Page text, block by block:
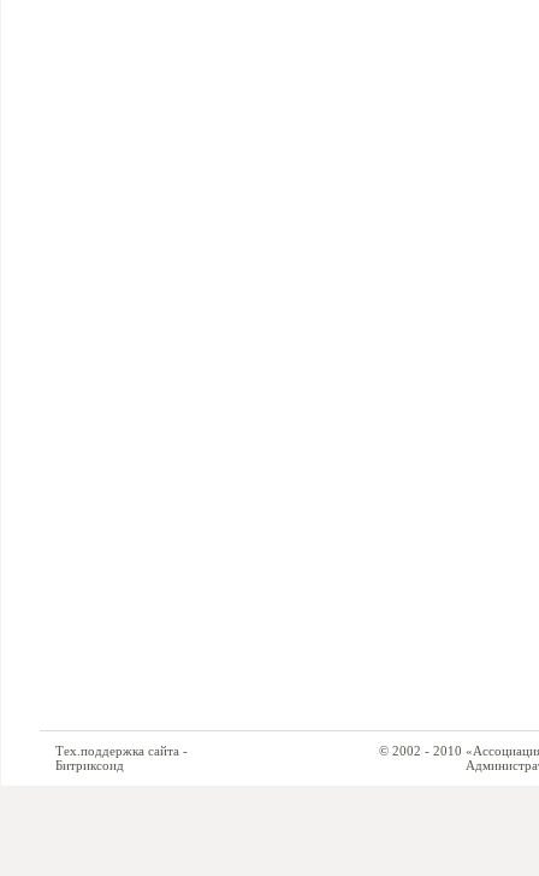
Тех.поддержка сайта -
Битриксоид
© 2002 - 2010 «Ассоциация